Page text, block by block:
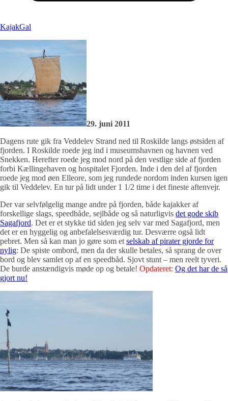
KajakGal
29. juni 2011
Dagens rute gik fra Veddelev Strand ned til Roskilde langs østsiden af
fjorden. I Roskilde roede jeg ind i museumshavnen og havnen ved
Snekken. Herefter roede jeg mod nord på den vestlige side af fjorden
forbi Kællingehaven og hospitalet Fjorden. Inde i den del af fjorden
roede jeg mod øen Elleore, som jeg rundede nordom inden kursen igen
gik til Veddelev. En tur på lidt under 1 1/2 time i det fineste aftenvejr.
Der var selvfølgelig mange andre på fjorden, både kajakker af
forskellige slags, speedbåde, sejlbåde og så naturligvis det gode skib
Sagafjord. Det er et stykke tid siden jeg selv var med Sagafjord, men
det er en hyggelig og anbefalelsesværdig tur. Desværre også lidt
pebret. Men så kan man jo gøre som et selskab af pirater gjorde for
nylig: De spiste ombord, men da der skulle betales, så sprang de over
bord og blev samlet op af en speedbåd. Sjovt stunt – men reelt tyveri.
De burde anstændigvis møde op og betale! Opdateret: Og det har de så
gjort nu!